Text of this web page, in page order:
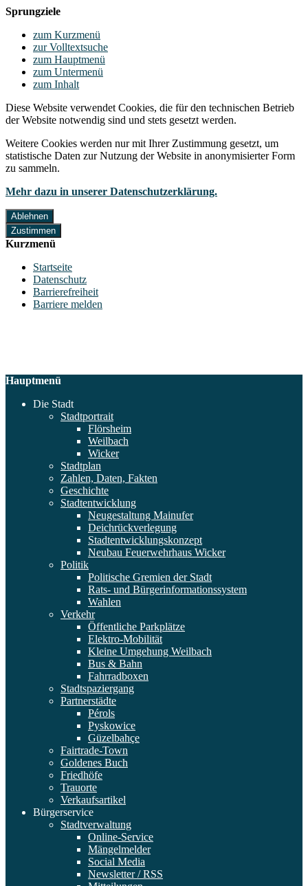
Sprungziele
zum Kurzmenü
zur Volltextsuche
zum Hauptmenü
zum Untermenü
zum Inhalt
Diese Website verwendet Cookies, die für den technischen Betrieb
der Website notwendig sind und stets gesetzt werden.
Weitere Cookies werden nur mit Ihrer Zustimmung gesetzt, um
statistische Daten zur Nutzung der Website in anonymisierter Form
zu sammeln.
Mehr dazu in unserer Datenschutzerklärung.
Ablehnen
Zustimmen
Kurzmenü
Startseite
Datenschutz
Barrierefreiheit
Barriere melden
Hauptmenü
Die Stadt
Stadtportrait
Flörsheim
Weilbach
Wicker
Stadtplan
Zahlen, Daten, Fakten
Geschichte
Stadtentwicklung
Neugestaltung Mainufer
Deichrückverlegung
Stadtentwicklungskonzept
Neubau Feuerwehrhaus Wicker
Politik
Politische Gremien der Stadt
Rats- und Bürgerinformationssystem
Wahlen
Verkehr
Öffentliche Parkplätze
Elektro-Mobilität
Kleine Umgehung Weilbach
Bus & Bahn
Fahrradboxen
Stadtspaziergang
Partnerstädte
Pérols
Pyskowice
Güzelbahçe
Fairtrade-Town
Goldenes Buch
Friedhöfe
Trauorte
Verkaufsartikel
Bürgerservice
Stadtverwaltung
Online-Service
Mängelmelder
Social Media
Newsletter / RSS